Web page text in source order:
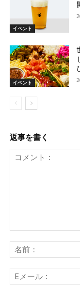
イベント
イベント
返事を書く
ン
ト：